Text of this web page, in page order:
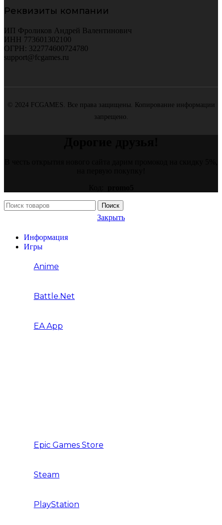
Реквизиты компании
ИП Фроликов Андрей Валентинович
ИНН 773601302100
ОГРН: 322774600724780
support@fcgames.ru
© 2024 FCGAMES. Все права защищены. Копирование информации
запрещено.
Поиск
Закрыть
Информация
Игры
Anime
Battle.net
EA App
Epic Games Store
Steam
PlayStation